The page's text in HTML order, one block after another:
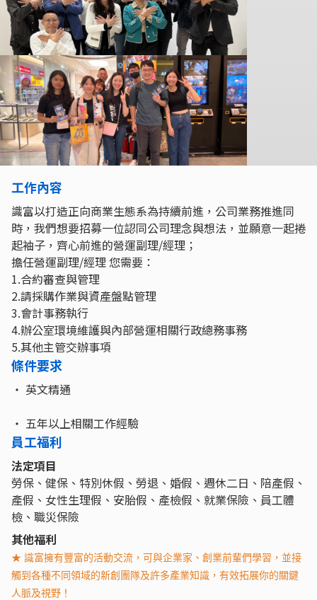
工作內容
識富以打造正向商業生態系為持續前進，公司業務推進同
時，我們想要招募一位認同公司理念與想法，並願意一起捲
起袖子，齊心前進的營運副理/經理；
擔任營運副理/經理 您需要：
1.合約審查與管理
2.請採購作業與資產盤點管理
3.會計事務執行
4.辦公室環境維護與內部營運相關行政總務事務
5.其他主管交辦事項
條件要求
‧ 英文精通
‧ 五年以上相關工作經驗
員工福利
法定項目
勞保、健保、特別休假、勞退、婚假、週休二日、陪產假、
產假、女性生理假、安胎假、產檢假、就業保險、員工體
檢、職災保險
其他福利
★ 識富擁有豐富的活動交流，可與企業家、創業前輩們學習，並接
觸到各種不同領域的新創團隊及許多產業知識，有效拓展你的關鍵
人脈及視野！